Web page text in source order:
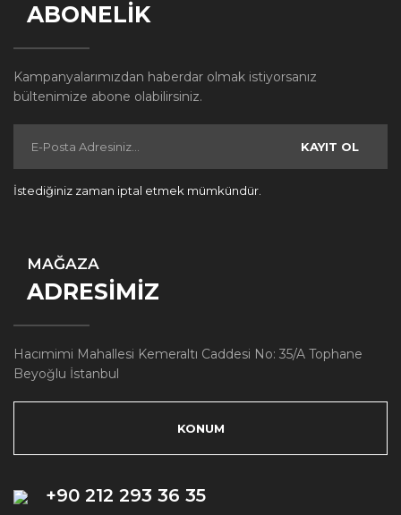
ABONELİK
Kampanyalarımızdan haberdar olmak istiyorsanız
bültenimize abone olabilirsiniz.
KAYIT OL
İstediğiniz zaman iptal etmek mümkündür.
MAĞAZA
ADRESİMİZ
Hacımimi Mahallesi Kemeraltı Caddesi No: 35/A Tophane
Beyoğlu İstanbul
KONUM
+90 212 293 36 35